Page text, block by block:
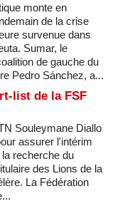
monte en
de la crise
survenue dans
Sumar, le
de gauche du
Pedro Sánchez, a...
list de la FSF
Souleymane Diallo
assurer l'intérim
recherche du
des Lions de la
La Fédération